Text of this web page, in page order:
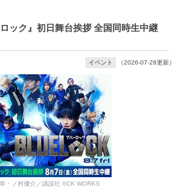
ック』初日舞台挨拶 全国同時生中継
イベント （2026-07-28更新）
・ノ村優介／講談社 ©CK WORKS